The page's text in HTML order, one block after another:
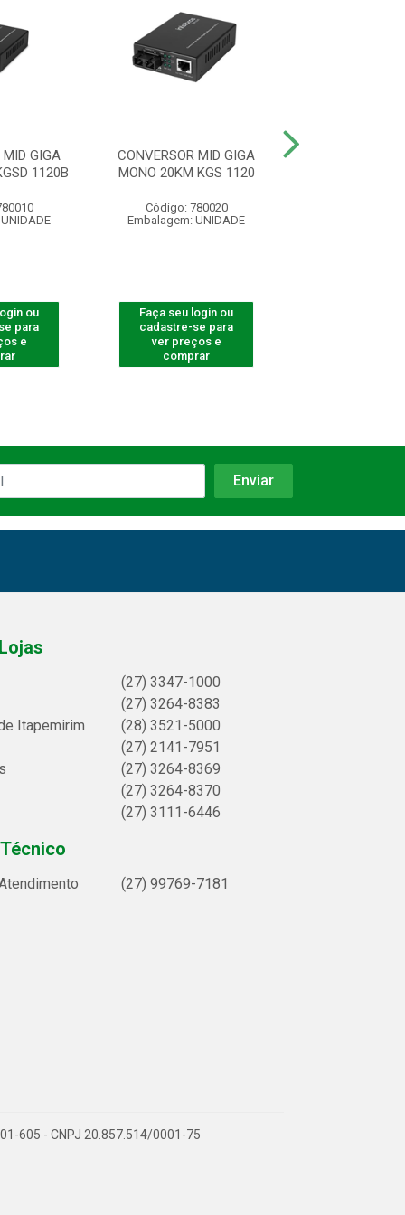
MID GIGA
1120B
ou
para
e
CONVERSOR MID GIGA
MONO 20KM KGS 1120
Código: 780020
Embalagem: UNIDADE
Faça seu login ou
cadastre-se para
ver preços e
comprar
(27) 3347-1000
(27) 3264-8383
Itapemirim
(28) 3521-5000
(27) 2141-7951
(27) 3264-8369
(27) 3264-8370
(27) 3111-6446
(27) 99769-7181
605 - CNPJ 20.857.514/0001-75